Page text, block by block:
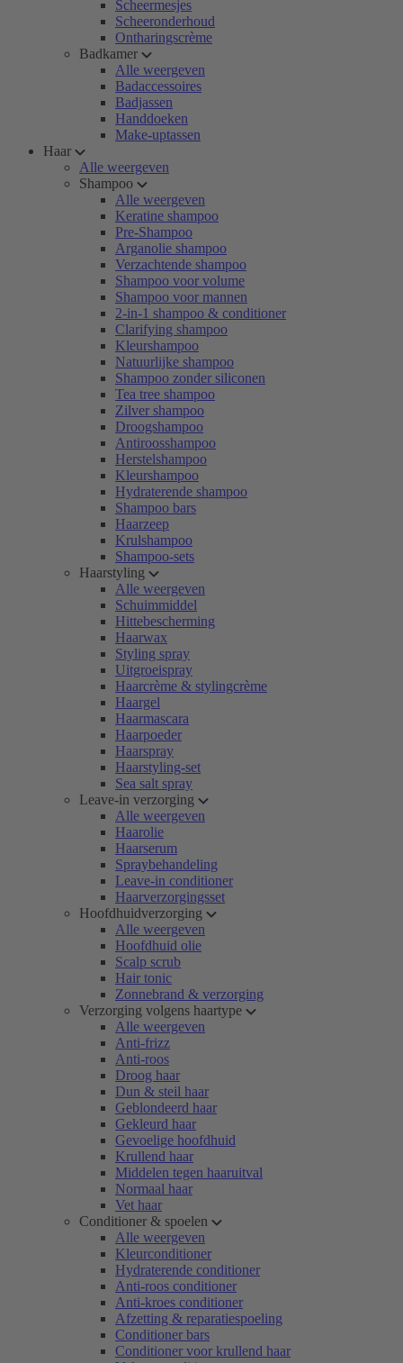
Scheermesjes
Scheeronderhoud
Ontharingscrème
Badkamer
Alle weergeven
Badaccessoires
Badjassen
Handdoeken
Make-uptassen
Haar
Alle weergeven
Shampoo
Alle weergeven
Keratine shampoo
Pre-Shampoo
Arganolie shampoo
Verzachtende shampoo
Shampoo voor volume
Shampoo voor mannen
2-in-1 shampoo & conditioner
Clarifying shampoo
Kleurshampoo
Natuurlijke shampoo
Shampoo zonder siliconen
Tea tree shampoo
Zilver shampoo
Droogshampoo
Antiroosshampoo
Herstelshampoo
Kleurshampoo
Hydraterende shampoo
Shampoo bars
Haarzeep
Krulshampoo
Shampoo-sets
Haarstyling
Alle weergeven
Schuimmiddel
Hittebescherming
Haarwax
Styling spray
Uitgroeispray
Haarcrème & stylingcrème
Haargel
Haarmascara
Haarpoeder
Haarspray
Haarstyling-set
Sea salt spray
Leave-in verzorging
Alle weergeven
Haarolie
Haarserum
Spraybehandeling
Leave-in conditioner
Haarverzorgingsset
Hoofdhuidverzorging
Alle weergeven
Hoofdhuid olie
Scalp scrub
Hair tonic
Zonnebrand & verzorging
Verzorging volgens haartype
Alle weergeven
Anti-frizz
Anti-roos
Droog haar
Dun & steil haar
Geblondeerd haar
Gekleurd haar
Gevoelige hoofdhuid
Krullend haar
Middelen tegen haaruitval
Normaal haar
Vet haar
Conditioner & spoelen
Alle weergeven
Kleurconditioner
Hydraterende conditioner
Anti-roos conditioner
Anti-kroes conditioner
Afzetting & reparatiespoeling
Conditioner bars
Conditioner voor krullend haar